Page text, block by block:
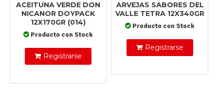
ACEITUNA VERDE DON
NICANOR DOYPACK
12X170GR (014)
Producto con Stock
Registrarse
ARVEJAS SABORES DEL
VALLE TETRA 12X340GR
Producto con Stock
Registrarse